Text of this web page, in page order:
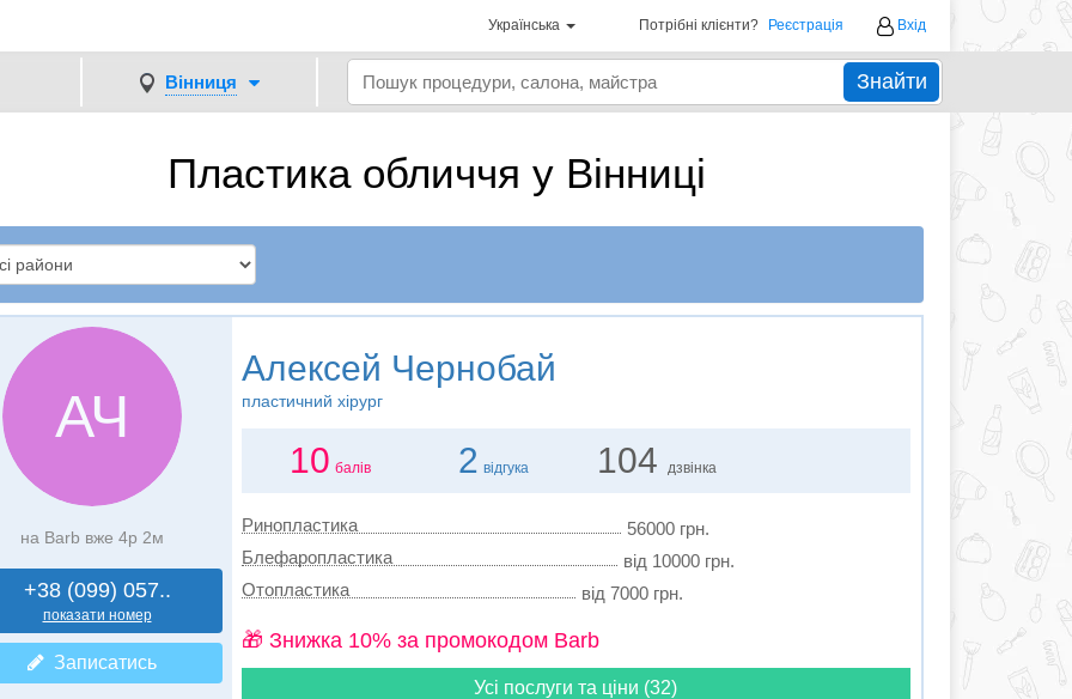
Українська Потрібні клієнти? Реєстрація Вхід
Вінниця Знайти
Пластика обличчя у Вінниці
АЧ
на Barb вже 4р 2м
+38 (099) 057..
показати номер
Записатись
Алексей Чернобай
пластичний хірург
10 балів 2 відгука 104 дзвінка
Ринопластика
56000 грн.
Блефаропластика
від 10000 грн.
Отопластика
від 7000 грн.
🎁 Знижка 10% за промокодом Barb
Усі послуги та ціни (32)